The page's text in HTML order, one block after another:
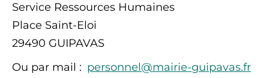
Service Ressources Humaines
Place Saint-Eloi
29490 GUIPAVAS
Ou par mail : personnel@mairie-guipavas.fr